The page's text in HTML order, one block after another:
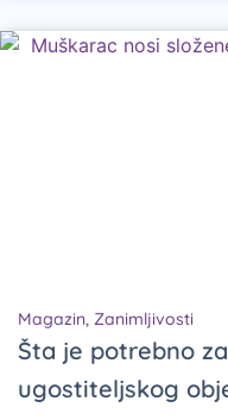
Magazin, Zanimljivosti
Šta je potrebno
ugostiteljskog